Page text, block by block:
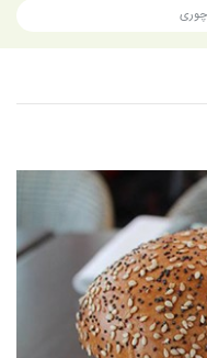
چوری